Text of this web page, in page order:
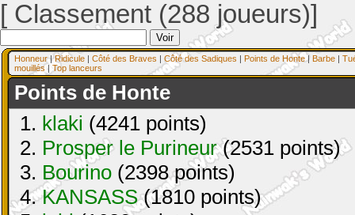
[ Classement (288 joueurs)]
Honneur|Ridicule | Côté des Braves | Côté des Sadiques | Points de Honte| Barbe |
mouillés| Top lanceurs
Points de Honte
1. klaki (4241 points)
2. Prosper le Purineur(2531 points)
3. Bourino (2398 points)
4.KANSASS(1810 points)